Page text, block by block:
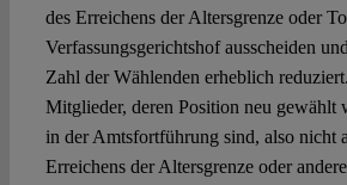
des Erreichens der Altersgrenze oder
Verfassungsgerichtshof ausscheiden
Zahl der Wählenden erheblich
Mitglieder, deren Position neu gewählt
in der Amtsfortführung sind, also nicht
Erreichens der Altersgrenze oder